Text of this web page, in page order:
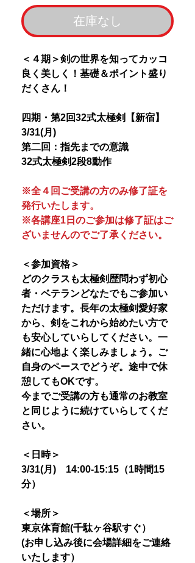
在庫なし
＜４期＞剣の世界を知ってカッコ
良く美しく！基礎＆ポイント盛り
だくさん！
四期・第2回32式太極剣【新宿】
3/31(月)
第二回：指先までの意識
32式太極剣2段8動作
※全４回ご受講の方のみ修了証を
発行いたします。
※各講座1日のご参加は修了証はご
ざいませんのでご了承ください。
＜参加資格＞
どのクラスも太極剣歴問わず初心
者・ベテランどなたでもご参加い
ただけます。長年の太極剣愛好家
から、剣をこれから始めたい方で
も安心していらしてください。一
緒に心地よく楽しみましょう。ご
自身のペースでどうぞ。途中で休
憩してもOKです。
今までご受講の方も通常のお教室
と同じように続けていらしてくだ
さい。
＜日時＞
3/31(月) 14:00-15:15（1時間15
分）
＜場所＞
東京体育館(千駄ヶ谷駅すぐ）
(お申し込み後に会場詳細をご連絡
いたします）